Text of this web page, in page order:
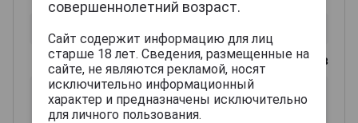
0из 2000 знаков
совершеннолетний возраст.
Сайт содержит информацию для лиц
старше 18 лет. Сведения, размещенные на
сайте, не являются рекламой, носят
исключительно информационный
характер и предназначены исключительно
для личного пользования.